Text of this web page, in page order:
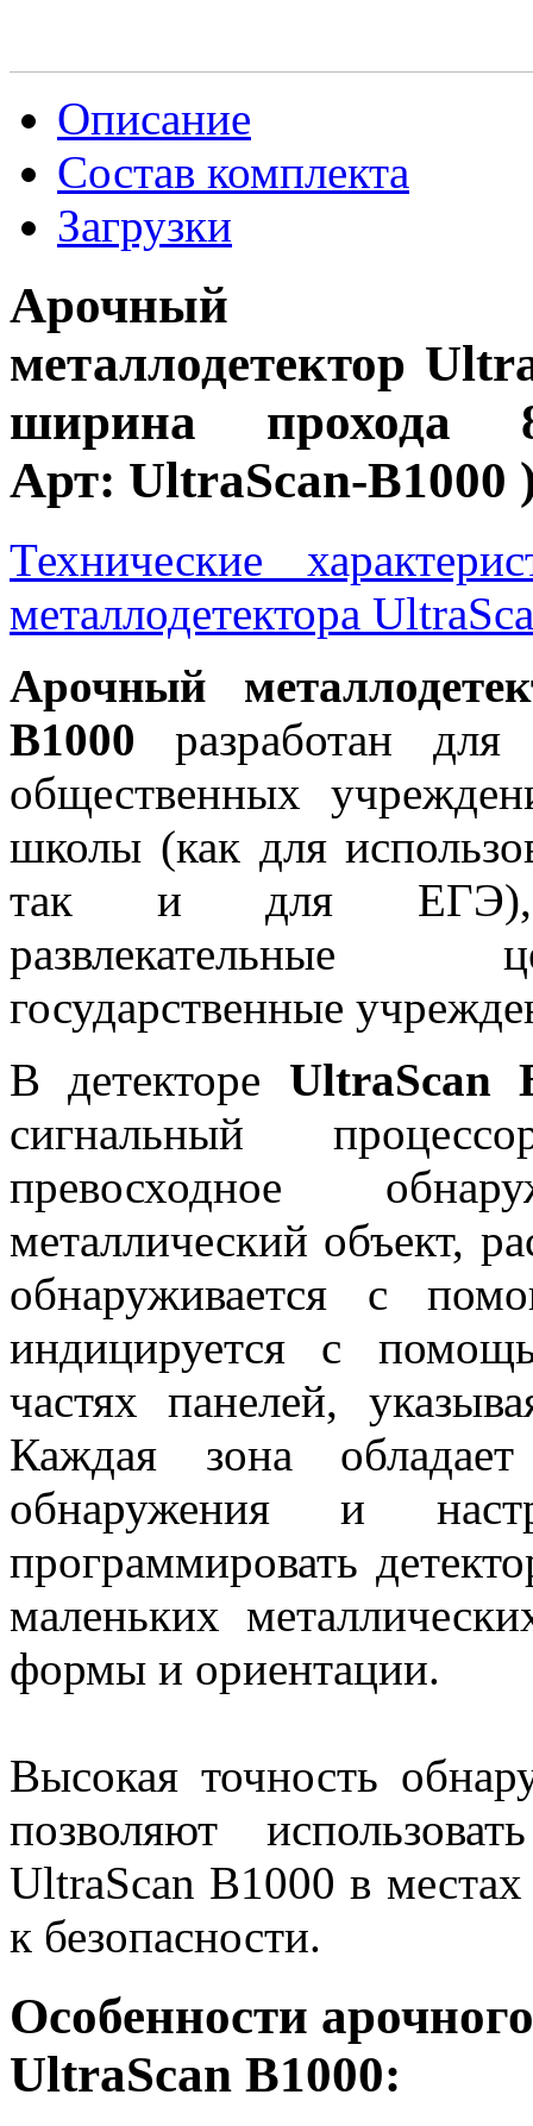
Описание
Состав комплекта
Загрузки
Арочный
металлодетектор
ширина
Арт: UltraScan-B1000
Технические
металлодетектора
Арочный
B1000
разработан
общественных
школы (как для
так и для ЕГЭ),
государственные
В детекторе UltraScan
сигнальный
превосходное
металлический объект,
обнаруживается с
индицируется с
частях панелей,
Каждая зона
обнаружения и
программировать
маленьких
формы и ориентации.
Высокая точность
позволяют
UltraScan B1000 в
к безопасности.
Особенности
UltraScan B1000: